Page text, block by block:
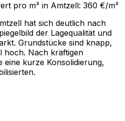
pro m² in Amtzell: 360 €/m²
hat sich deutlich nach
der Lagequalität und
Grundstücke sind knapp,
hoch. Nach kräftigen
eine kurze Konsolidierung,